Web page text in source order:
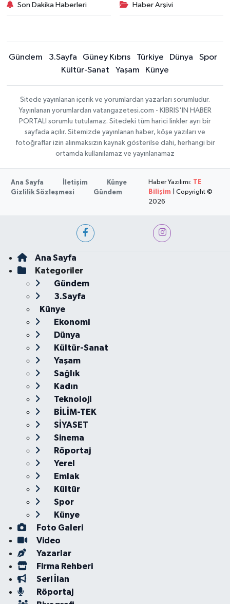
Son Dakika Haberleri Haber Arşivi
Gündem 3.Sayfa Güney Kıbrıs Türkiye Dünya
Spor
Kültür-Sanat
Yaşam Künye
Sitede yayınlanan içerik ve yorumlardan yazarları sorumludur.
Yayınlanan yorumlardan vatangazetesi.com - KIBRIS'IN HABER
PORTALI sorumlu tutulamaz. Sitedeki tüm harici linkler ayrı bir
sayfada açılır. Sitemizde yayınlanan haber, köşe yazıları ve
fotoğraflar izin alınmaksızın kaynak gösterilse dahi, herhangi bir
ortamda kullanılamaz ve yayınlanamaz
Ana Sayfa İletişim
Künye
Gizlilik Sözleşmesi
Gündem
Haber Yazılımı: TE
Bilişim | Copyright ©
2026
Ana Sayfa
Kategoriler
Gündem
3.Sayfa
Künye
Ekonomi
Dünya
Kültür-Sanat
Yaşam
Sağlık
Kadın
Teknoloji
BİLİM-TEK
SİYASET
Sinema
Röportaj
Yerel
Emlak
Kültür
Spor
Künye
Foto Galeri
Video
Yazarlar
Firma Rehberi
Seri İlan
Röportaj